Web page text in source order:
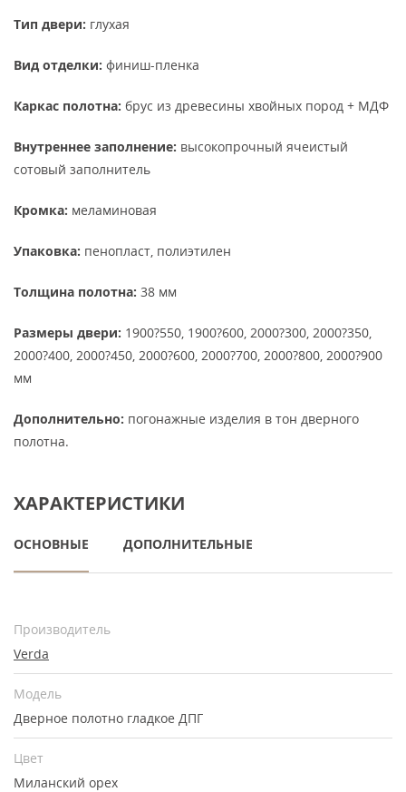
Тип двери: глухая
Вид отделки: финиш-пленка
Каркас полотна: брус из древесины хвойных пород + МДФ
Внутреннее заполнение: высокопрочный ячеистый
сотовый заполнитель
Кромка: меламиновая
Упаковка: пенопласт, полиэтилен
Толщина полотна: 38 мм
Размеры двери: 1900?550, 1900?600, 2000?300, 2000?350,
2000?400, 2000?450, 2000?600, 2000?700, 2000?800, 2000?900
мм
Дополнительно: погонажные изделия в тон дверного
полотна.
ХАРАКТЕРИСТИКИ
ОСНОВНЫЕ ДОПОЛНИТЕЛЬНЫЕ
Производитель
Verda
Модель
Дверное полотно гладкое ДПГ
Цвет
Миланский орех